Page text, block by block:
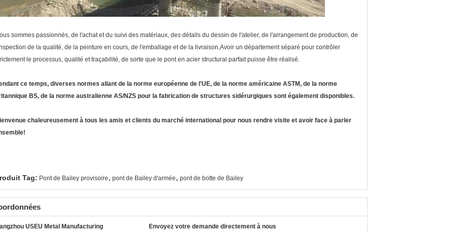
sommes passionnés, de l'achat et du suivi des matériaux, des détails du dessin de l'atelier, de l'arrangement de production, de
de la qualité, de la peinture en cours, de l'emballage et de la livraison,Avoir un département séparé pour contrôler
le processus, qualité et traçabilité, de sorte que le pont en acier structural parfait puisse être réalisé.
ce temps, diverses normes allant de la norme européenne de l'UE, de la norme américaine ASTM, de la norme
BS, de la norme australienne AS/NZS pour la fabrication de structures sidérurgiques sont également disponibles.
chaleureusement à tous les amis et clients du marché international pour nous rendre visite et avoir face à parler
Tag: Pont de Bailey provisoire, pont de Bailey d'armée, pont de botte de Bailey
USEU Metal Manufacturing
Envoyez votre demande directement à nous